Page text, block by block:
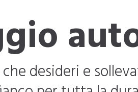
che desideri e